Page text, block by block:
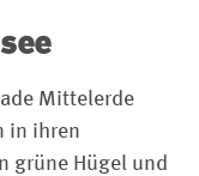
Mittelerde
in ihren
grüne Hügel und